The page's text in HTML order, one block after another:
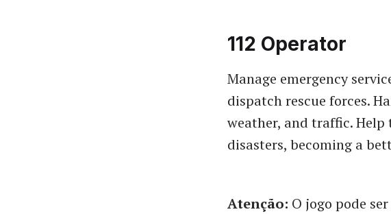
112 Operator
Manage emergency
dispatch rescue forces.
weather, and traffic.
disasters, becoming a
Atenção: O jogo pode